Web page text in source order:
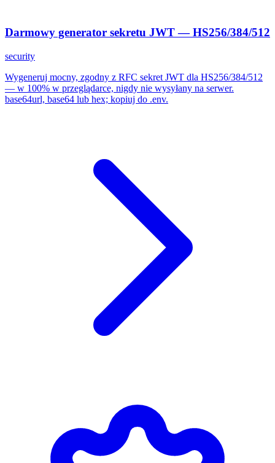
Darmowy generator sekretu JWT — HS256/384/512
security
Wygeneruj mocny, zgodny z RFC sekret JWT dla HS256/384/512
— w 100% w przeglądarce, nigdy nie wysyłany na serwer.
base64url, base64 lub hex; kopiuj do .env.